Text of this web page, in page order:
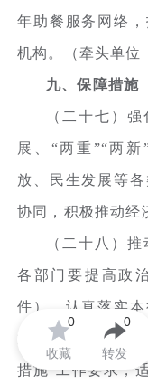
年助餐服务网络
机构。（牵头单位
九、保障措施
（二十七）
展、“两重”“两
放、民生发展等
协同，积极推动经
（二十八）
各部门要提高政
件），认真落实
策文件，按照“抓
措施”工作要求，
收藏
0
转发
0